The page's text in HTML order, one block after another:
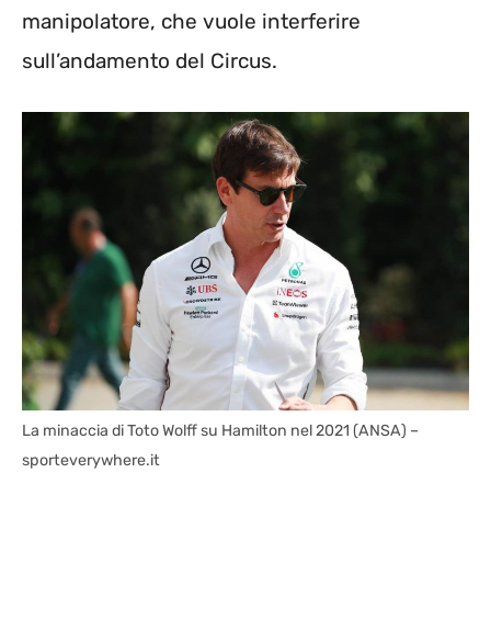
manipolatore, che vuole interferire
sull’andamento del Circus.
La minaccia di Toto Wolff su Hamilton nel 2021 (ANSA) –
sporteverywhere.it